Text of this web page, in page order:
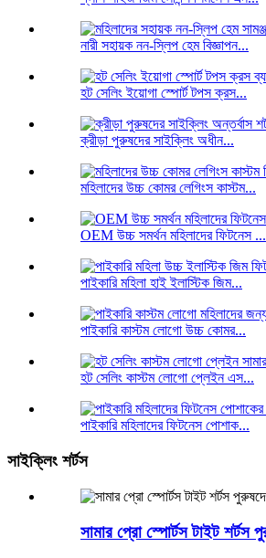
নারী সহায়ক নন-স্লিপ হেম বিজ্ঞাপন...
হট সেলিং ইয়োগা স্পোর্ট টপস ক্রস...
ক্রীড়া পুরুষদের সাইক্লিং অধীন...
মহিলাদের উচ্চ কোমর লেগিংস কাস্টম...
OEM উচ্চ সমর্থন মহিলাদের ফিটনেস ...
পাইকারি মহিলা হাই ইলাস্টিক জিম...
পাইকারি কাস্টম লোগো উচ্চ কোমর...
হট সেলিং কাস্টম লোগো প্লেইন এস...
পাইকারি মহিলাদের ফিটনেস পোশাক...
সাইক্লিং শর্টস
সামার প্রো স্পোর্টস টাইট শর্টস